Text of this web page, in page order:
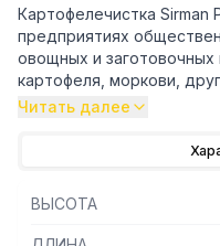
Картофелечистка Sirman
предприятиях
овощных и
картофеля, моркови,
— Ременная
натяжения
Читать далее
ВЫСОТА